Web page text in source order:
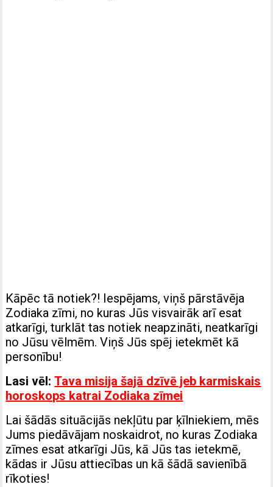
Kāpēc tā notiek?! Iespējams, viņš pārstāvēja
Zodiaka zīmi, no kuras Jūs visvairāk arī esat
atkarīgi, turklāt tas notiek neapzināti, neatkarīgi
no Jūsu vēlmēm. Viņš Jūs spēj ietekmēt kā
personību!
Lasi vēl:Tava misija šajā dzīvē jeb karmiskais
horoskops katrai Zodiaka zīmei
Lai šādās situācijās nekļūtu par ķīlniekiem, mēs
Jums piedāvājam noskaidrot, no kuras Zodiaka
zīmes esat atkarīgi Jūs, kā Jūs tas ietekmē,
kādas ir Jūsu attiecības un kā šādā savienībā
rīkoties!